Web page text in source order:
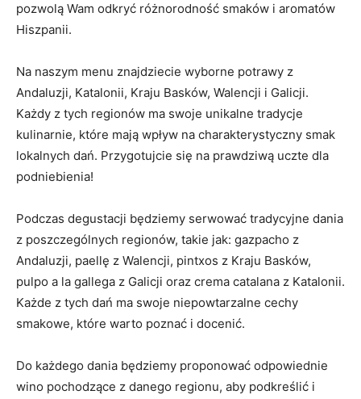
pozwolą Wam odkryć różnorodność smaków i aromatów
Hiszpanii.
Na naszym menu znajdziecie wyborne potrawy z
Andaluzji, Katalonii, Kraju Basków, Walencji i Galicji.
Każdy z tych regionów ma swoje unikalne tradycje
kulinarnie, które mają wpływ na charakterystyczny smak
lokalnych dań. Przygotujcie się na prawdziwą uczte dla
podniebienia!
Podczas degustacji będziemy serwować tradycyjne dania
z poszczególnych regionów, takie jak: gazpacho z
Andaluzji, paellę z Walencji, pintxos z Kraju Basków,
pulpo a la gallega z Galicji oraz crema catalana z Katalonii.
Każde z tych dań ma swoje niepowtarzalne cechy
smakowe, które warto poznać i docenić.
Do każdego dania będziemy proponować odpowiednie
wino pochodzące z danego regionu, aby podkreślić i